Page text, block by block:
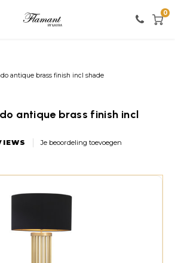
Verlichting
Meubels
Verf
0
antique brass finish incl shade
antique brass finish incl
Je beoordeling toevoegen